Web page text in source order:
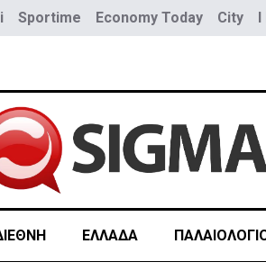
Sportime Economy Today City I
ΕΛΛΑΔΑ